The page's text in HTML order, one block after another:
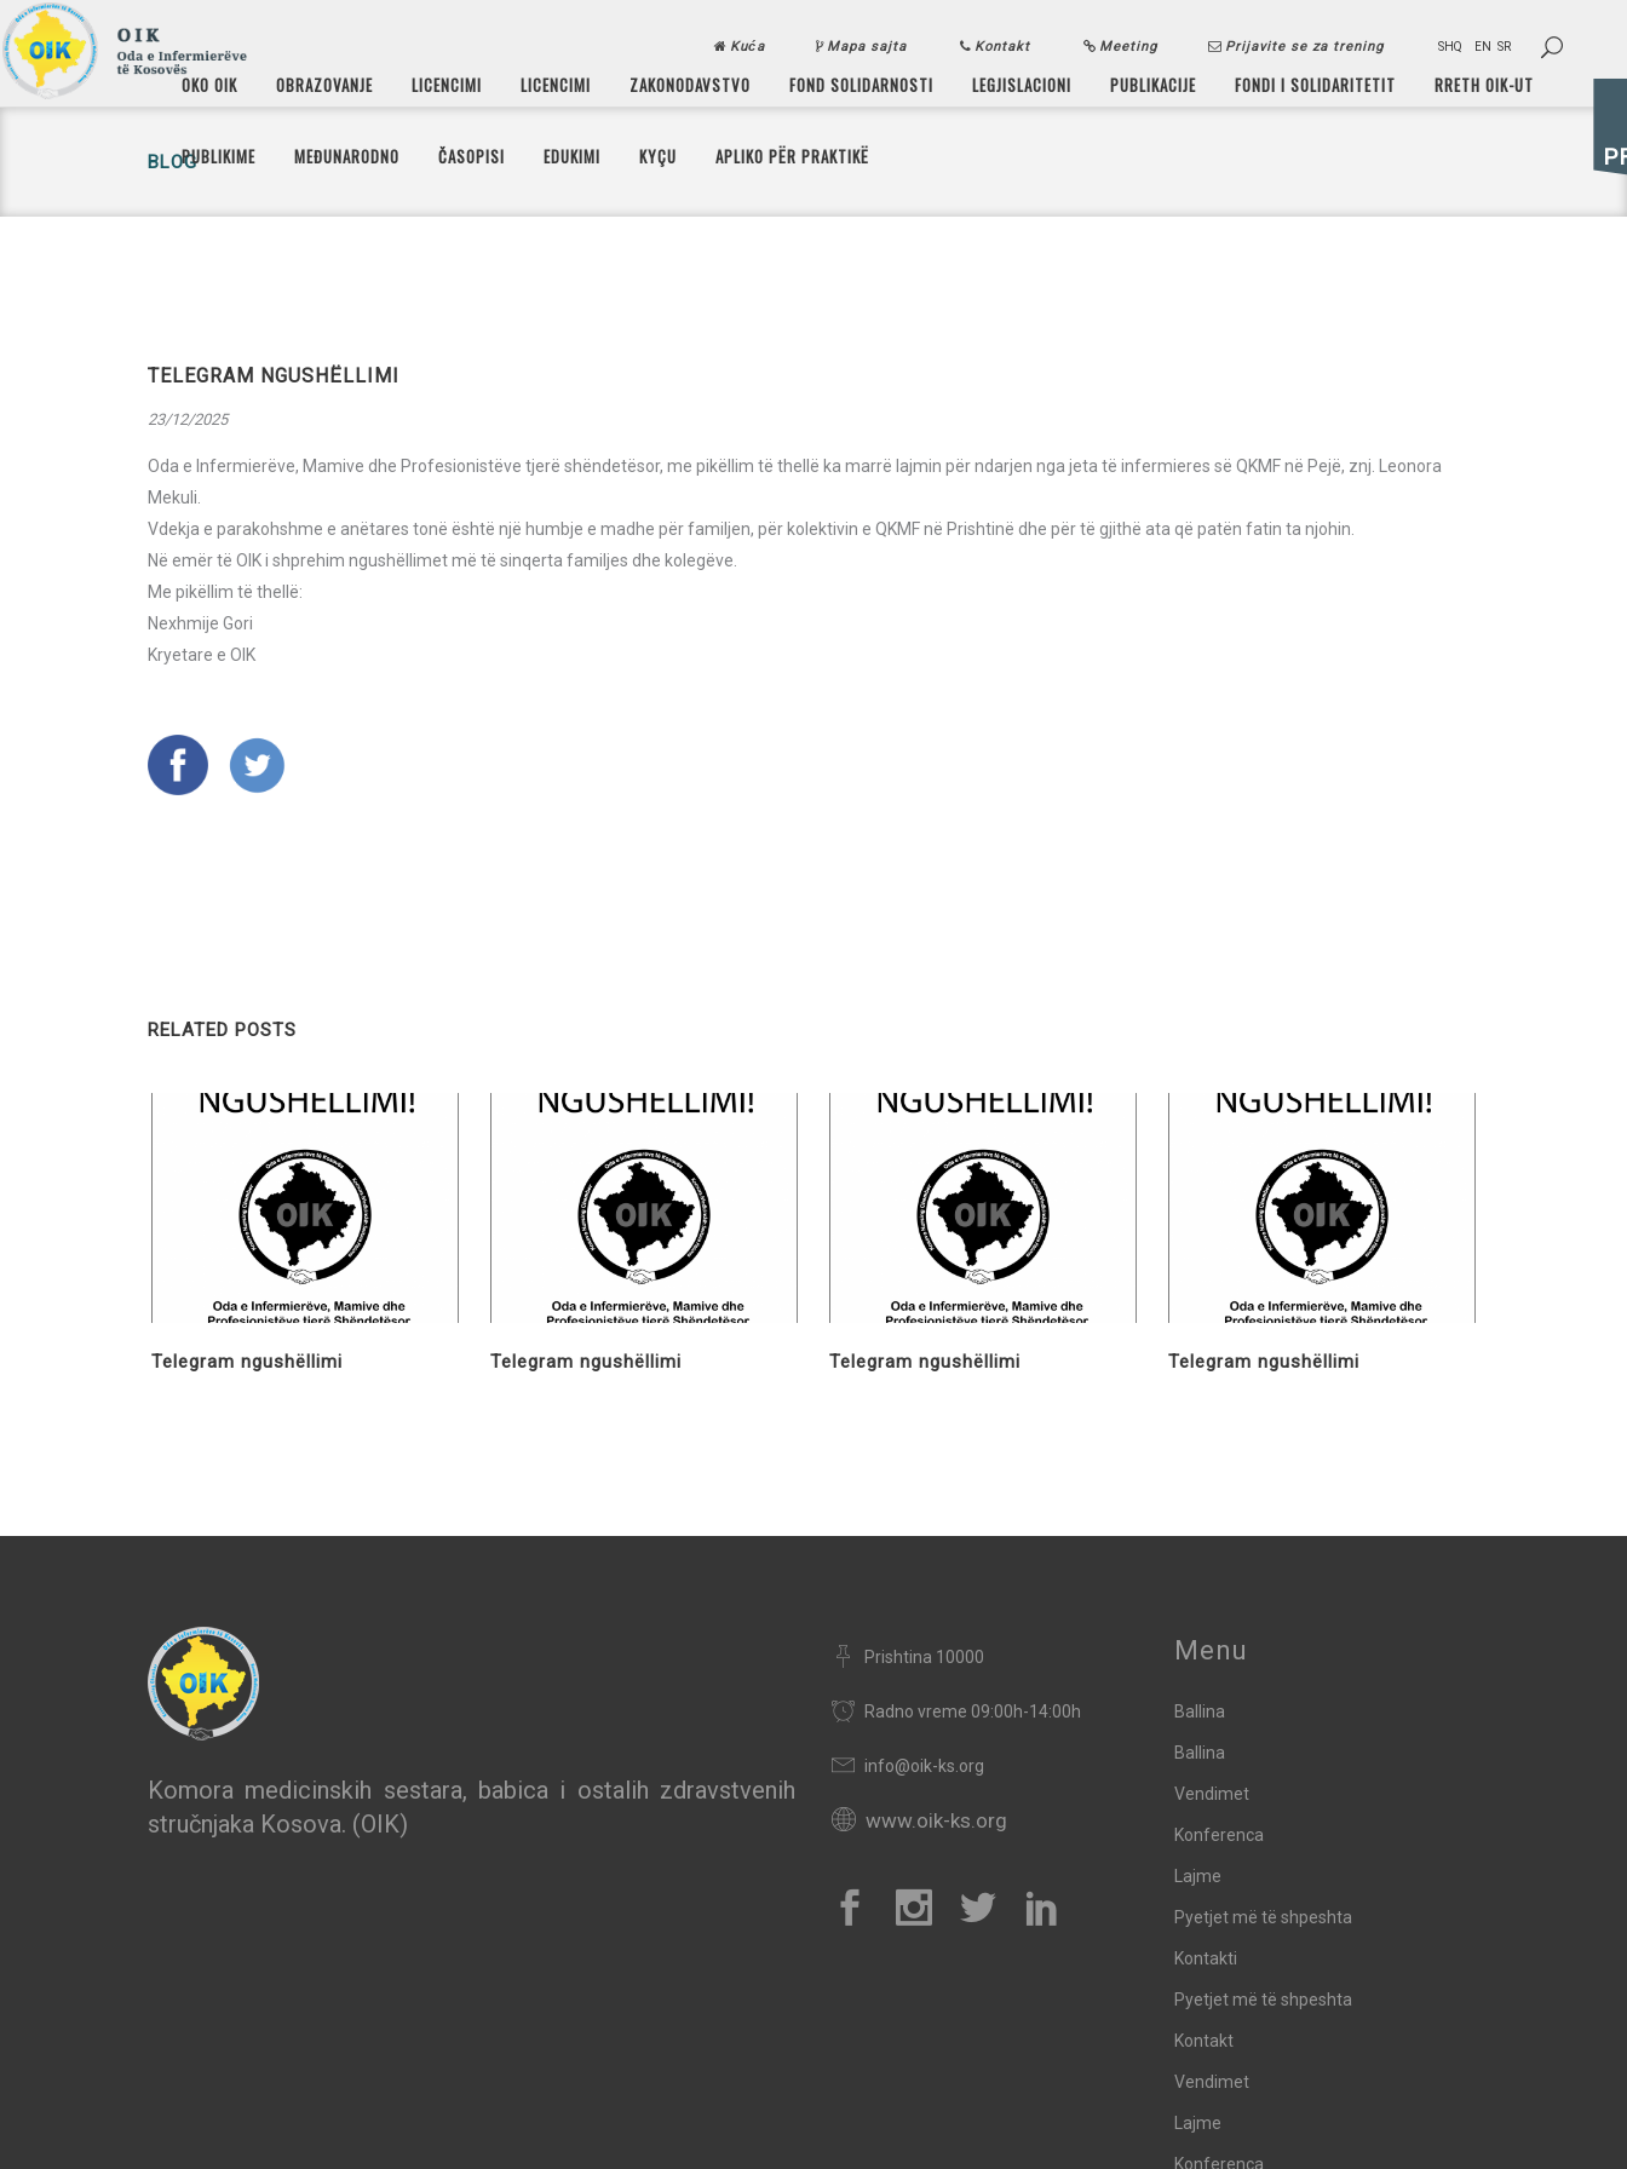
Kuća Mapa sajta Kontakt Meeting Prijavite se za trening SHQ EN SR
OKO OIK OBRAZOVANJE LICENCIMI LICENCIMI ZAKONODAVSTVO FOND SOLIDARNOSTI LEGJISLACIONI PUBLIKACIJE FONDI I SOLIDARITETIT RRETH OIK-UT
PUBLIKIME MEĐUNARODNO ČASOPISI EDUKIMI KYÇU APLIKO PËR PRAKTIKË
BLOG
TELEGRAM NGUSHËLLIMI
23/12/2025
Oda e Infermierëve, Mamive dhe Profesionistëve tjerë shëndetësor, me pikëllim të thellë ka marrë lajmin për ndarjen nga jeta të infermieres së QKMF në Pejë, znj. Leonora
Mekuli.
Vdekja e parakohshme e anëtares tonë është një humbje e madhe për familjen, për kolektivin e QKMF në Prishtinë dhe për të gjithë ata që patën fatin ta njohin.
Në emër të OIK i shprehim ngushëllimet më të sinqerta familjes dhe kolegëve.
Me pikëllim të thellë:
Nexhmije Gori
Kryetare e OIK
RELATED POSTS
Telegram ngushëllimi Telegram ngushëllimi Telegram ngushëllimi Telegram ngushëllimi
Komora medicinskih sestara, babica i ostalih zdravstvenih
stručnjaka Kosova. (OIK)
Prishtina 10000
Radno vreme 09:00h-14:00h
info@oik-ks.org
www.oik-ks.org
Menu
Ballina
Ballina
Vendimet
Konferenca
Lajme
Pyetjet më të shpeshta
Kontakti
Pyetjet më të shpeshta
Kontakt
Vendimet
Lajme
Konferenca